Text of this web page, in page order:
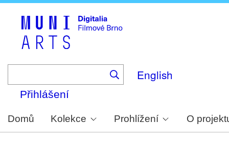
English
Přihlášení
Domů Kolekce Prohlížení O